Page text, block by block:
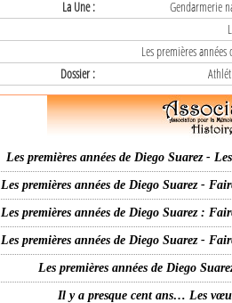
La Une :
Gendarmerie
Les premières
Dossier :
Les premières années de Diego Suarez -
Les premières années de Diego Suarez -
Les premières années de Diego Suarez :
Les premières années de Diego Suarez -
Les premières années de Diego
Il y a presque cent ans… Les